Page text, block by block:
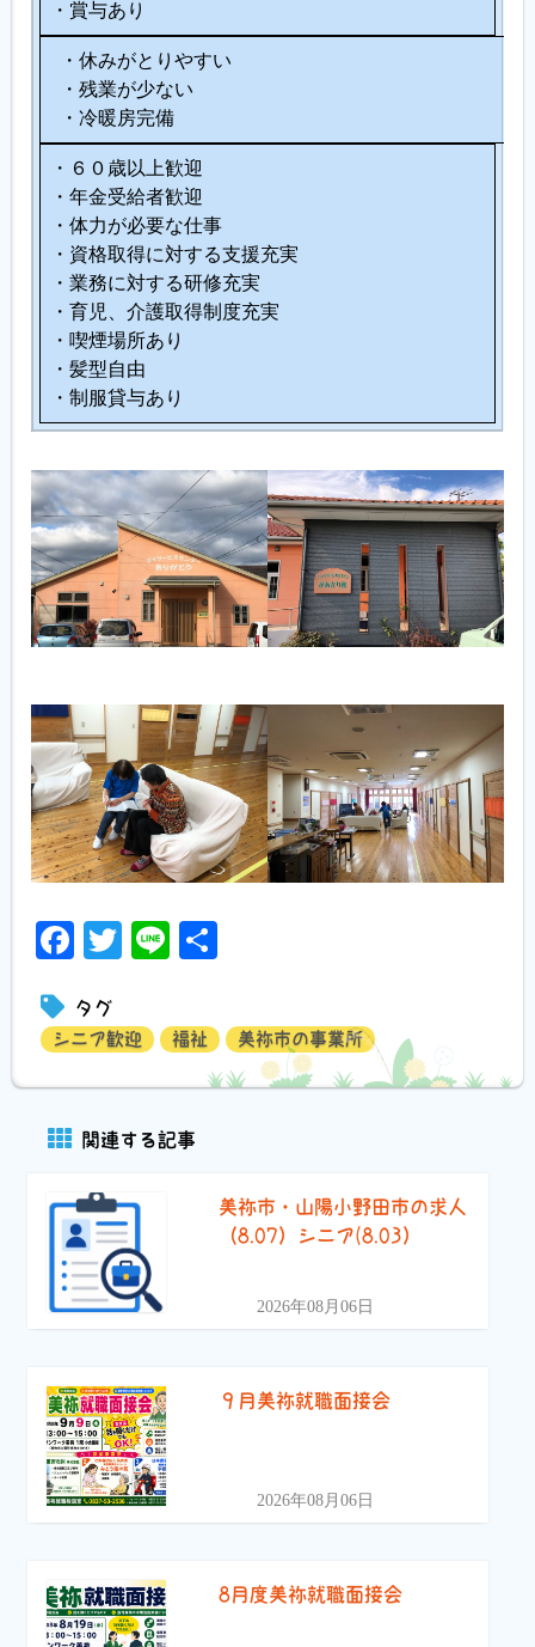
・賞与あり
・休みがとりやすい
・残業が少ない
・冷暖房完備
・６０歳以上歓迎
・年金受給者歓迎
・体力が必要な仕事
・資格取得に対する支援充実
・業務に対する研修充実
・育児、介護取得制度充実
・喫煙場所あり
・髪型自由
・制服貸与あり
Facebook
Twitter
Line
タグ
シニア歓迎 福祉 美祢市の事業所
関連する記事
美祢市・山陽小野田市の求人
（8.07）シニア(8.03）
2026年08月06日
９月美祢就職面接会
2026年08月06日
8月度美祢就職面接会